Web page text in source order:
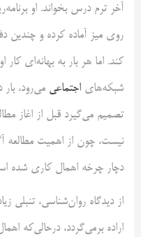
آخر ترم درس بخواند. او
روی میز آماده کرده و چندین
کند. اما هر بار به بهانه‌ای کار
شبکه‌های اجتماعی می‌رود،
تصمیم می‌گیرد قبل از اغاز
نیست، چون از اهمیت مطالعه
دچار چرخه اهمال کاری شده
از دیدگاه روان‌شناسی، تنبلی
اراده برمی‌گردد، درحالی‌‌که